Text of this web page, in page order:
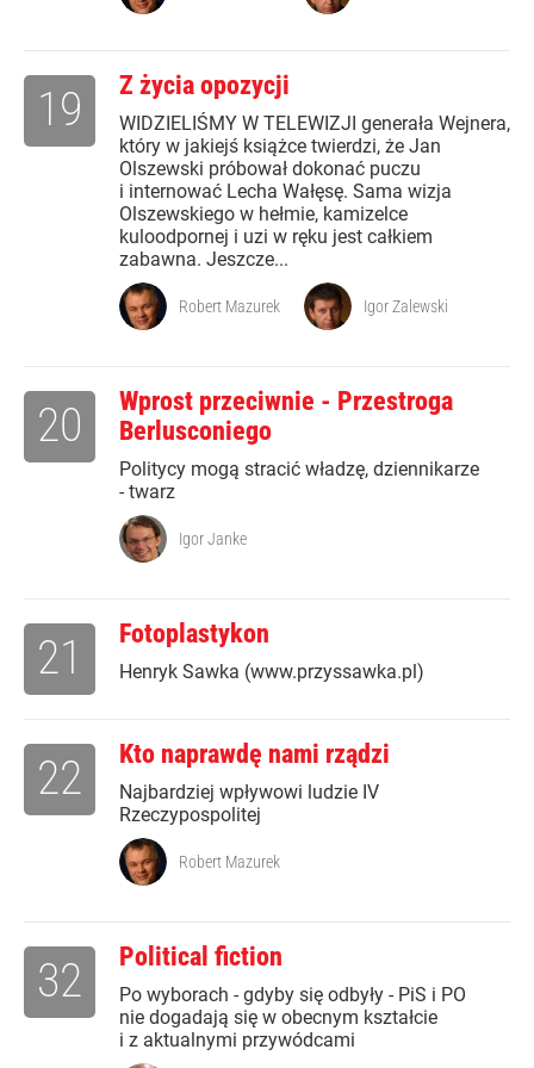
Z życia opozycji
WIDZIELIŚMY W TELEWIZJI generała Wejnera,
który w jakiejś książce twierdzi, że Jan
Olszewski próbował dokonać puczu
i internować Lecha Wałęsę. Sama wizja
Olszewskiego w hełmie, kamizelce
kuloodpornej i uzi w ręku jest całkiem
zabawna. Jeszcze...
19
Robert Mazurek Igor Zalewski
Wprost przeciwnie - Przestroga
Berlusconiego
Politycy mogą stracić władzę, dziennikarze
- twarz
20
Igor Janke
Fotoplastykon
Henryk Sawka (www.przyssawka.pl)
21
Kto naprawdę nami rządzi
Najbardziej wpływowi ludzie IV
Rzeczypospolitej
22
Robert Mazurek
Political fiction
Po wyborach - gdyby się odbyły - PiS i PO
nie dogadają się w obecnym kształcie
i z aktualnymi przywódcami
32